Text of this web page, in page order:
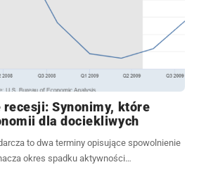
Synonimy, które
dla dociekliwych
to dwa terminy opisujące spowolnienie
okres spadku aktywności…